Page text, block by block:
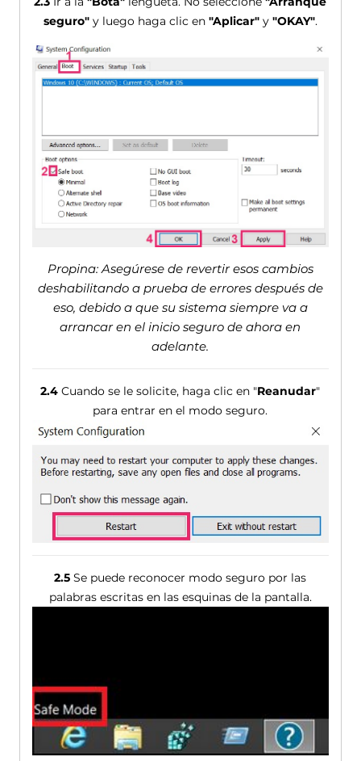
seguro"y luego haga clic en "Aplicar"y "OKAY".
Propina: Asegúrese de revertir esos cambios
deshabilitando a prueba de errores después de
eso, debido a que su sistema siempre va a
arrancar en el inicio seguro de ahora en
adelante.
2.4 Cuando se le solicite, haga clic en "Reanudar"
para entrar en el modo seguro.
2.5 Se puede reconocer modo seguro por las
palabras escritas en las esquinas de la pantalla.